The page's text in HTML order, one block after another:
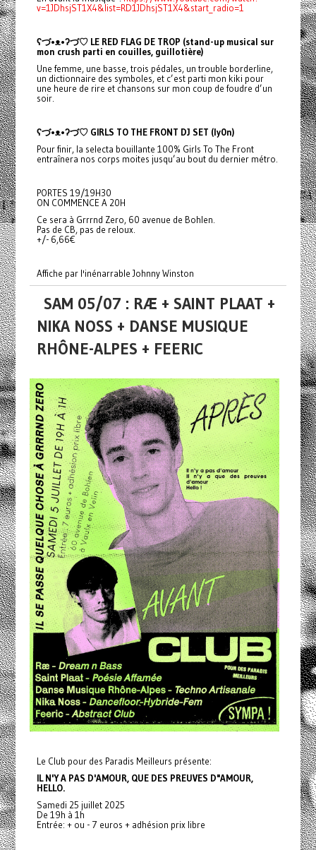
v=1JDhsjST1X4&list=RD1JDhsjST1X4&start_radio=1
ʕづ•ᴥ•ʔづ♡ LE RED FLAG DE TROP (stand-up musical sur
mon crush parti en couilles, guillotière)
Une femme, une basse, trois pédales, un trouble borderline,
un dictionnaire des symboles, et c’est parti mon kiki pour
une heure de rire et chansons sur mon coup de foudre d’un
soir.
ʕづ•ᴥ•ʔづ♡ GIRLS TO THE FRONT DJ SET (ly0n)
Pour finir, la selecta bouillante 100% Girls To The Front
entraînera nos corps moites jusqu’au bout du dernier métro.
PORTES 19/19H30
ON COMMENCE A 20H
Ce sera à Grrrnd Zero, 60 avenue de Bohlen.
Pas de CB, pas de reloux.
+/- 6,66€
Affiche par l'inénarrable Johnny Winston
SAM 05/07 : RÆ + SAINT PLAAT +
NIKA NOSS + DANSE MUSIQUE
RHÔNE-ALPES + FEERIC
Le Club pour des Paradis Meilleurs présente:
IL N'Y A PAS D'AMOUR, QUE DES PREUVES D"AMOUR,
HELLO.
Samedi 25 juillet 2025
De 19h à 1h
Entrée: + ou - 7 euros + adhésion prix libre